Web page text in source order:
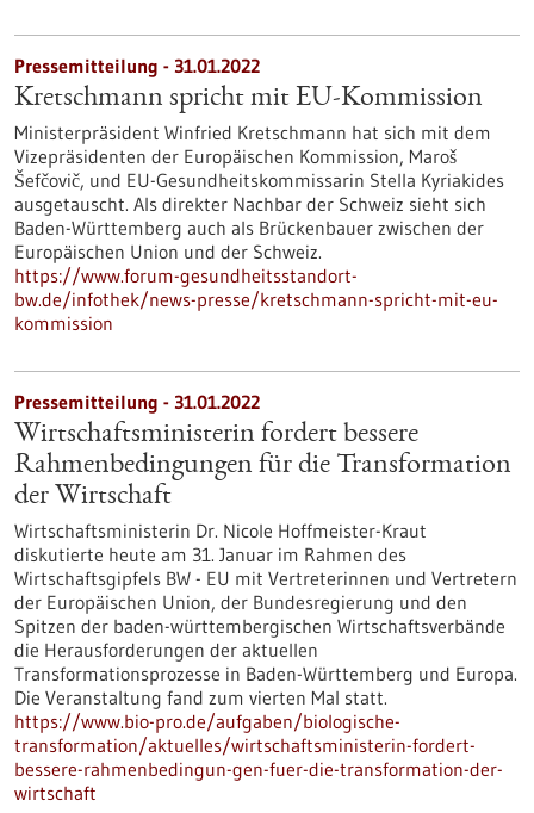
Pressemitteilung - 31.01.2022
Kretschmann spricht mit EU-Kommission
Ministerpräsident Winfried Kretschmann hat sich mit dem
Vizepräsidenten der Europäischen Kommission, Maroš
Šefčovič, und EU-Gesundheitskommissarin Stella Kyriakides
ausgetauscht. Als direkter Nachbar der Schweiz sieht sich
Baden-Württemberg auch als Brückenbauer zwischen der
Europäischen Union und der Schweiz.
https://www.forum-gesundheitsstandort-
bw.de/infothek/news-presse/kretschmann-spricht-mit-eu-
kommission
Pressemitteilung - 31.01.2022
Wirtschaftsministerin fordert bessere
Rahmenbedingun­gen für die Transformation
der Wirtschaft
Wirtschaftsministerin Dr. Nicole Hoffmeister-Kraut
diskutierte heute am 31. Januar im Rahmen des
Wirtschaftsgipfels BW - EU mit Vertreterinnen und Vertretern
der Europäischen Union, der Bundesregierung und den
Spitzen der baden-württembergischen Wirtschaftsverbände
die Herausforderungen der aktuellen
Transformationsprozesse in Baden-Württemberg und Europa.
Die Veranstaltung fand zum vierten Mal statt.
https://www.bio-pro.de/aufgaben/biologische-
transformation/aktuelles/wirtschaftsministerin-fordert-
bessere-rahmenbedingun-gen-fuer-die-transformation-der-
wirtschaft